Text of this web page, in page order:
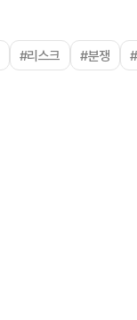
#리스크 #분쟁